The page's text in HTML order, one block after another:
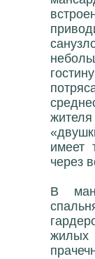
имеет
через
В